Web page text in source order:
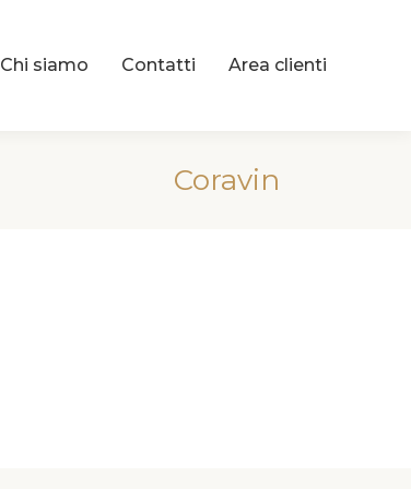
Chi siamo Contatti Area clienti
Coravin